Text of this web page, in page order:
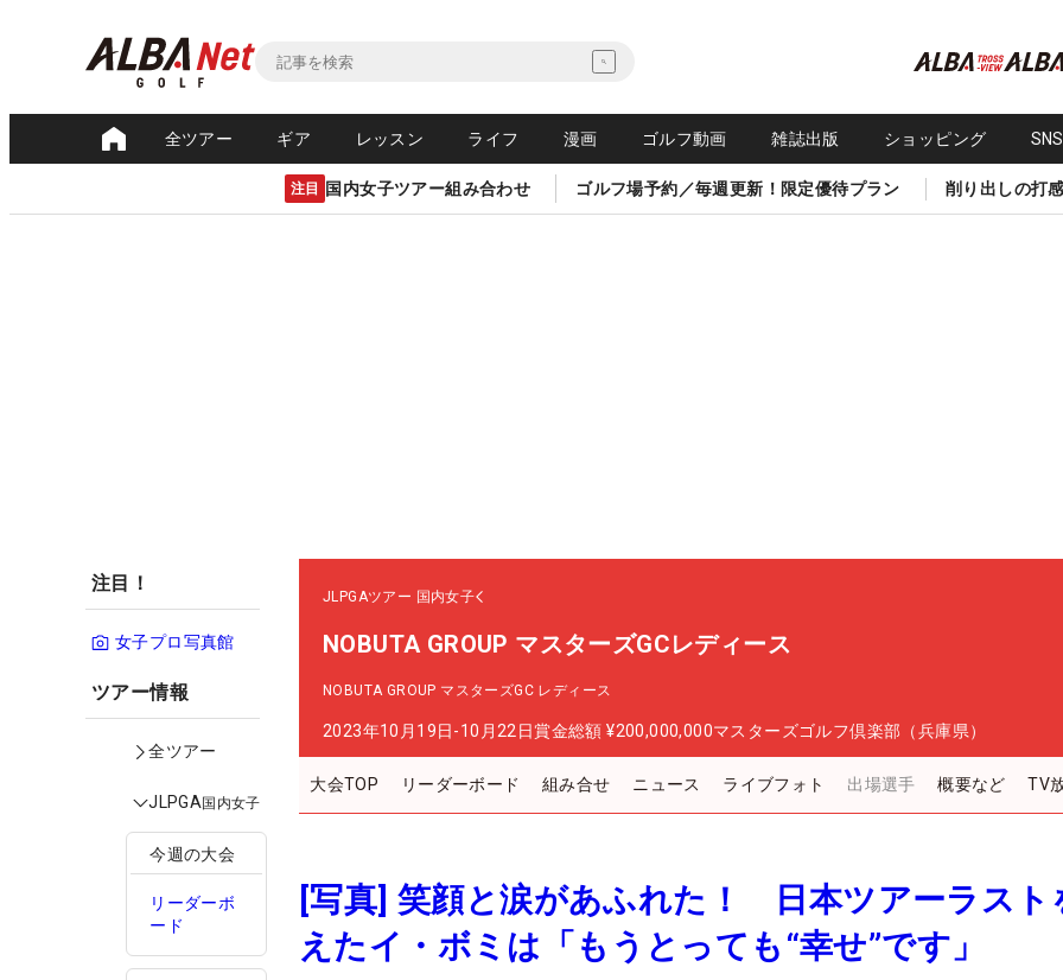
全ツアー ギア レッスン ライフ 漫画 ゴルフ動画 雑誌出版 ショッピング
注目 国内女子ツアー組み合わせ ゴルフ場予約／毎週更新！限定優待プラン 削り出しの打
注目！
女子プロ写真館
ツアー情報
全ツアー
JLPGA国内女子
今週の大会
リーダーボ
ード
JLPGAツアー 国内女子
NOBUTA GROUP マスターズGCレディース
NOBUTA GROUP マスターズGC レディース
2023年10月19日-10月22日賞金総額 ¥200,000,000マスターズゴルフ倶楽部（兵庫県）
大会TOP リーダーボード 組み合せ ニュース ライブフォト 出場選手 概要など TV
[写真] 笑顔と涙があふれた！ 日本ツアーラスト
えたイ・ボミは「もうとっても“幸せ”です」